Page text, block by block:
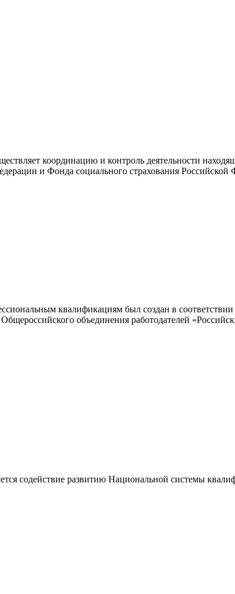
координацию и контроль деятельности
и Фонда социального страхования Российской
квалификациям был создан в
объединения работодателей
содействие развитию Национальной системы